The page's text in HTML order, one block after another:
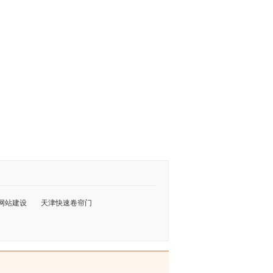
站建设 天津快速卷帘门